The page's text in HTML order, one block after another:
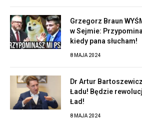
Grzegorz Braun
w Sejmie:
kiedy pana słucham!
8 MAJA 2024
Dr Artur
Ładu! Będzie
Ład!
8 MAJA 2024